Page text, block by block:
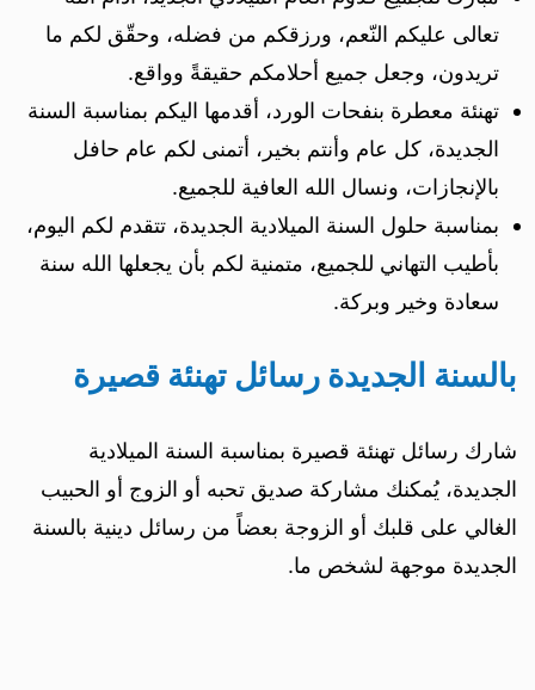
تعالى عليكم النّعم، ورزقكم من فضله، وحقّق لكم ما
تريدون، وجعل جميع أحلامكم حقيقةً وواقع.
تهنئة معطرة بنفحات الورد، أقدمها اليكم بمناسبة السنة
الجديدة، كل عام وأنتم بخير، أتمنى لكم عام حافل
بالإنجازات، ونسال الله العافية للجميع.
بمناسبة حلول السنة الميلادية الجديدة، تتقدم لكم اليوم،
بأطيب التهاني للجميع، متمنية لكم بأن يجعلها الله سنة
سعادة وخير وبركة.
بالسنة الجديدة رسائل تهنئة قصيرة
شارك رسائل تهنئة قصيرة بمناسبة السنة الميلادية
الجديدة، يُمكنك مشاركة صديق تحبه أو الزوج أو الحبيب
الغالي على قلبك أو الزوجة بعضاً من رسائل دينية بالسنة
الجديدة موجهة لشخص ما.